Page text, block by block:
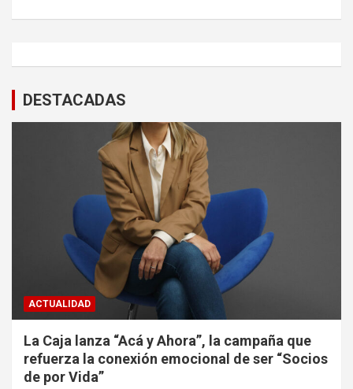
DESTACADAS
ACTUALIDAD
La Caja lanza “Acá y Ahora”, la campaña que
refuerza la conexión emocional de ser “Socios
de por Vida”